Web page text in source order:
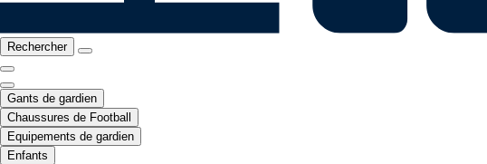
Rechercher
Gants de gardien
Chaussures de Football
Equipements de gardien
Enfants